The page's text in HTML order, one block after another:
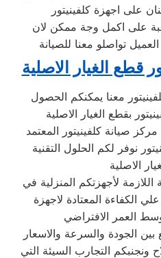
على اجهزة كلفينيتور
على اكمل وجة ممكن لان
تواصلو معنا للصيانة
قطع الغيار الاصلية
بقطع الغيار الاصلية
صيانة كلفينيتور المعتمد
نوفر لكم الحلول التقنية
الاصلية
لأجهزتكم المنزلية في
الكفاءة المعتادة لاجهزة
العمر الافتراضي
الجودة والسرعة والاسعار
ونجنبكم التجارب السيئة التي